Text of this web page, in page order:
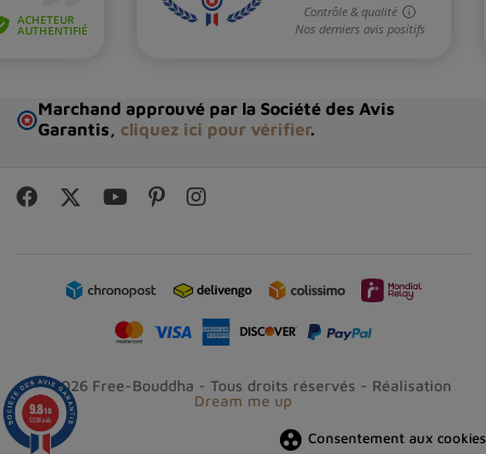
Marchand approuvé par la Société des Avis
Garantis, cliquez ici pour vérifier.
© 2026 Free-Bouddha - Tous droits réservés - Réalisation
Dream me up
group_work Consentement aux cookies
9.8/10
5238 avis